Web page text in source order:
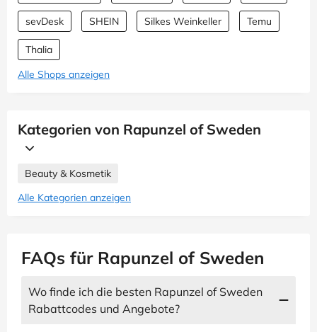
sevDesk SHEIN Silkes Weinkeller Temu
Thalia
Alle Shops anzeigen
Kategorien von Rapunzel of Sweden
Beauty & Kosmetik
Alle Kategorien anzeigen
FAQs für Rapunzel of Sweden
Wo finde ich die besten Rapunzel of Sweden
Rabattcodes und Angebote?